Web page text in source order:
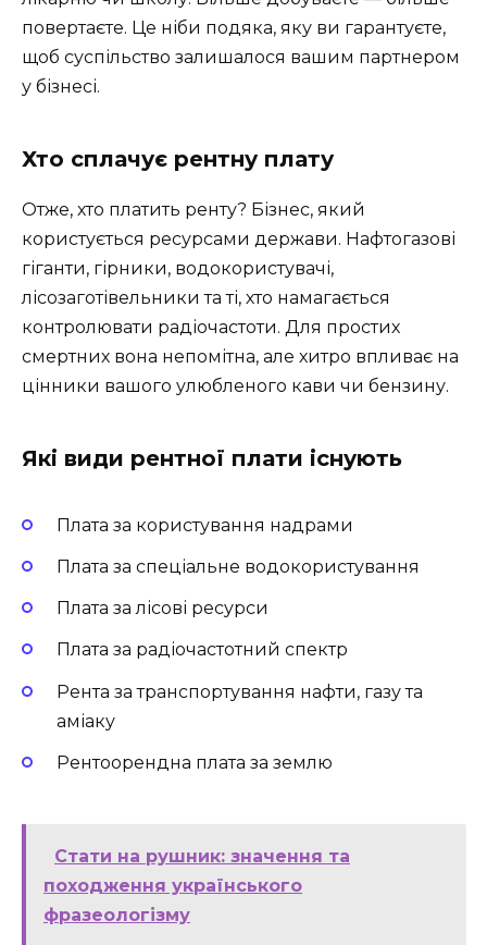
повертаєте. Це ніби подяка, яку ви гарантуєте,
щоб суспільство залишалося вашим партнером
у бізнесі.
Хто сплачує рентну плату
Отже, хто платить ренту? Бізнес, який
користується ресурсами держави. Нафтогазові
гіганти, гірники, водокористувачі,
лісозаготівельники та ті, хто намагається
контролювати радіочастоти. Для простих
смертних вона непомітна, але хитро впливає на
цінники вашого улюбленого кави чи бензину.
Які види рентної плати існують
Плата за користування надрами
Плата за спеціальне водокористування
Плата за лісові ресурси
Плата за радіочастотний спектр
Рента за транспортування нафти, газу та
аміаку
Рентоорендна плата за землю
Стати на рушник: значення та
походження українського
фразеологізму